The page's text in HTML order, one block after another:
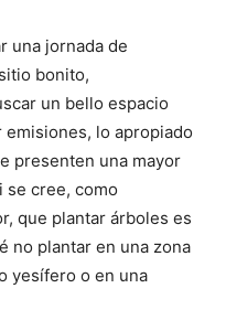
una jornada de
bonito,
un bello espacio
lo apropiado
presenten una mayor
se cree, como
que plantar árboles es
no plantar en una zona
yesífero o en una